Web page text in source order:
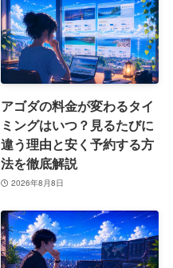
アゴダの料金が変わるタイ
ミングはいつ？見るたびに
違う理由と安く予約する方
法を徹底解説
2026年8月8日